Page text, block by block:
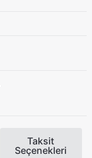
Taksit
Seçenekleri